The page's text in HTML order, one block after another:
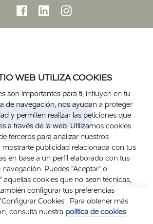
Atención al cliente
+34 932 122 300
Sagrada Família S.A. Torras i Pujalt, 1. 08022
Barcelona
WEB UTILIZA COOKIES
son importantes para ti, influyen en tu
de navegación, nos ayudan a proteger
y permiten realizar las peticiones que
a través de la web. Utilizamos cookies
terceros para analizar nuestros
mostrarte publicidad relacionada con tus
en base a un perfil elaborado con tus
navegación. Puedes "Aceptar" o
aquellas cookies que no sean técnicas,
configurar tus preferencias
Cookies". Para obtener más
consulta nuestra política de cookies.